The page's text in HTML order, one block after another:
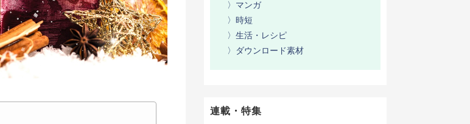
〉マンガ
〉時短
〉生活・レシピ
〉ダウンロード素材
連載・特集